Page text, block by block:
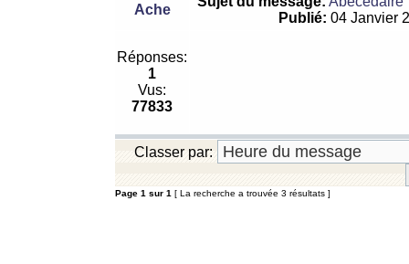
Ache
Publié: 04 Janvier
Réponses:
1
Vus:
77833
Classer par:
Page 1 sur 1 [ La recherche a trouvée 3 résultats ]